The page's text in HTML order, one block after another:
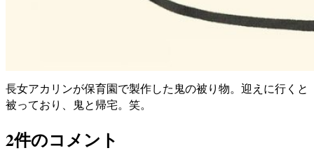
長女アカリンが保育園で製作した鬼の被り物。迎えに行くと
被っており、鬼と帰宅。笑。
2件のコメント